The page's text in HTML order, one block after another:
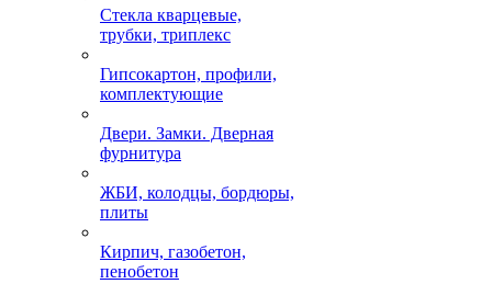
Стекла кварцевые,
трубки, триплекс
Гипсокартон, профили,
комплектующие
Двери. Замки. Дверная
фурнитура
ЖБИ, колодцы, бордюры,
плиты
Кирпич, газобетон,
пенобетон